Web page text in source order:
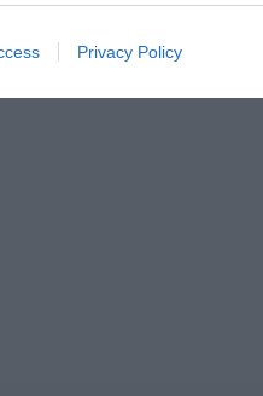
to personalization.
Privacy Policy